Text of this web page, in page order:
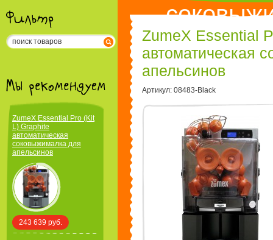
ZumeX Essential Pro (Kit
L) Graphite
автоматическая
соковыжималка для
апельсинов
243 639 руб.
ZumeX Essential
автоматическая
апельсинов
Артикул: 08483-Black